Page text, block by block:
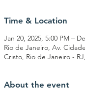
Time & Location
Jan 20, 2025, 5:00 PM –
Rio de Janeiro, Av.
Cristo, Rio de Janeiro -
About the event